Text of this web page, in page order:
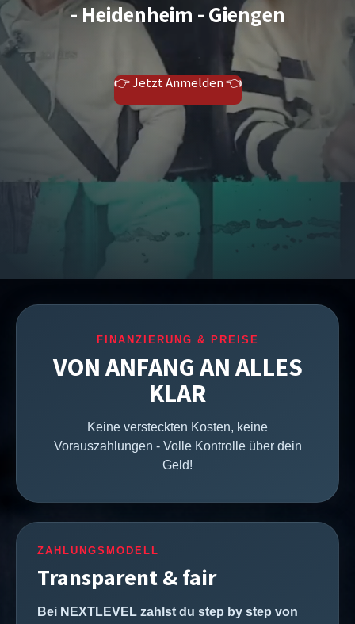
- Heidenheim - Giengen
👉 Jetzt Anmelden 👈
FINANZIERUNG & PREISE
VON ANFANG AN ALLES
KLAR
Keine versteckten Kosten, keine
Vorauszahlungen - Volle Kontrolle über dein
Geld!
ZAHLUNGSMODELL
Transparent & fair
Bei NEXTLEVEL zahlst du step by step von